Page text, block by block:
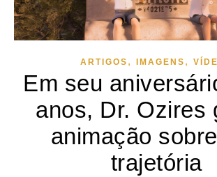
ARTIGOS , IMAGENS ,
Em seu
anos, Dr. Ozires
animação
trajetória